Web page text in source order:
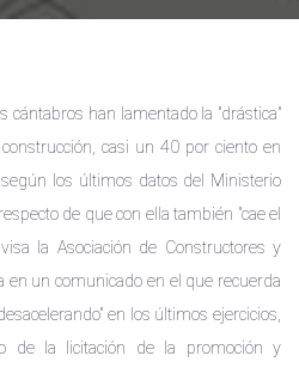
cántabros han lamentado la "drástica"
casi un 40 por ciento en
los últimos datos del Ministerio
de que con ella también "cae el
la Asociación de Constructores y
en un comunicado en el que recuerda
en los últimos ejercicios,
de la licitación de la promoción y